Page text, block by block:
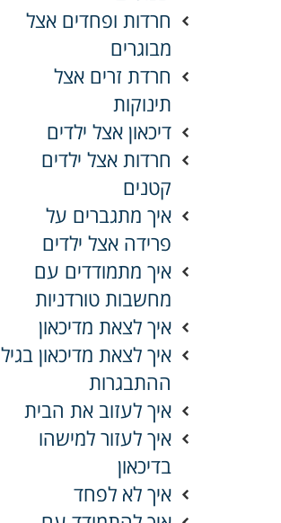
חרדות ופחדים אצל
מבוגרים
חרדת זרים אצל
תינוקות
דיכאון אצל ילדים
חרדות אצל ילדים
קטנים
איך מתגברים על
פרידה אצל ילדים
איך מתמודדים עם
מחשבות טורדניות
איך לצאת מדיכאון
איך לצאת מדיכאון בגיל
ההתבגרות
איך לעזוב את הבית
איך לעזור למישהו
בדיכאון
איך לא לפחד